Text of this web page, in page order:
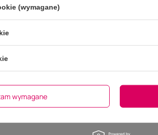
elektrolity w
(wymagane)
wymagane